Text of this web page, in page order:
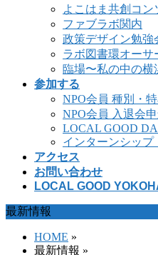
よこはま共創コン
ファブラボ関内
政策デザイン勉強
ラボ図書環オーサ
臨場〜私の中の横
参加する
NPO会員 種別・
NPO会員 入退会
LOCAL GOOD
インターンシップ
アクセス
お問い合わせ
LOCAL GOOD
最新情報
HOME »
最新情報 »